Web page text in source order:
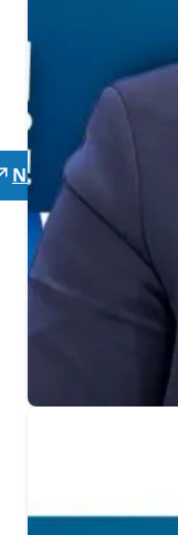
Neutrale Lehrer